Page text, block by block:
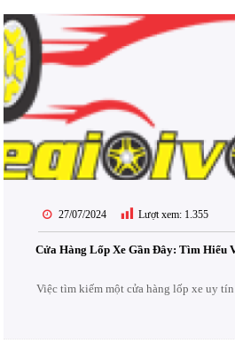
27/07/2024 Lượt xem: 1.355
Cửa Hàng Lốp Xe Gần Đây: Tìm Hiểu
Việc tìm kiếm một cửa hàng lốp xe uy